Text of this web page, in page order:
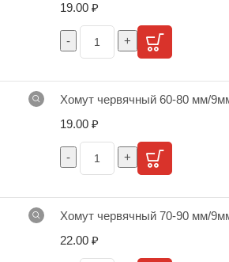
19.00 ₽
Хомут червячный 60-80 мм/
19.00 ₽
Хомут червячный 70-90 мм/
22.00 ₽